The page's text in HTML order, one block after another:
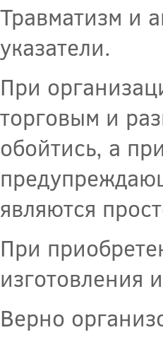
Травматизм и
указатели.
При
торговым и
обойтись, а
являются
При
изготовления
Верно